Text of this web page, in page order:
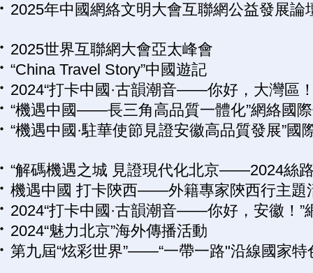
2025年中國網絡文明大會互聯網公益發展論
2025世界互聯網大會亞太峰會
“China Travel Story”中國遊記
2024“打卡中國·古韻潮音——你好，大灣區
“機遇中國——長三角高品質一體化”網絡國
“機遇中國·駐華使節見證安徽高品質發展”國
“解碼機遇之城 見證現代化北京——2024絲
機遇中國 打卡陝西——外籍專家陝西行主題
2024“打卡中國·古韻潮音——你好，安徽！”
2024“魅力北京”海外傳播活動
第九屆“炫彩世界”——“一帶一路"沿線國家特